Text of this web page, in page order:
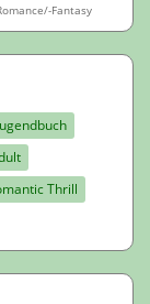
Fantasy
Thrill